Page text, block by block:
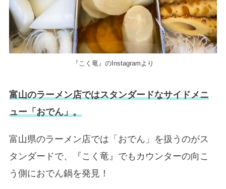
『こく竜』のInstagramより
富山のラーメン店ではスタンダードなサイドメニ
ュー「おでん」。
富山県のラーメン店では「おでん」を扱うのがス
タンダードで、『こく竜』でもカウンターの向こ
う側におでん鍋を発見！